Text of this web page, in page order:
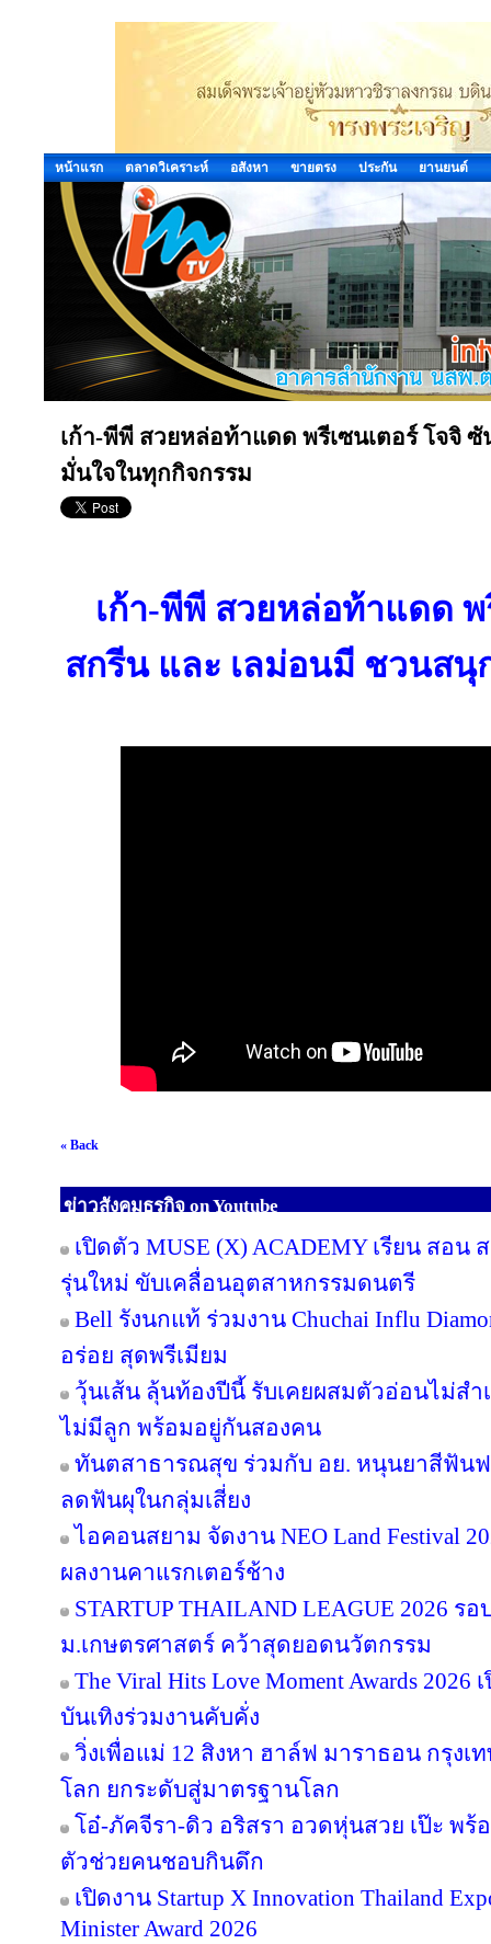
หน้าแรก ตลาดวิเคราะห์ อสังหา ขายตรง ประกัน ยานยนต์
เก้า-พีพี สวยหล่อท้าแดด พรีเซนเตอร์ โจจิ
มั่นใจในทุกกิจกรรม
เก้า-พีพี สวยหล่อท้าแดด
สกรีน และ เลม่อนมี ชวนสนุ
« Back
ข่าวสังคมธุรกิจ on Youtube
เปิดตัว MUSE (X) ACADEMY เรียน สอ
รุ่นใหม่ ขับเคลื่อนอุตสาหกรรมดนตรี
Bell รังนกแท้ ร่วมงาน Chuchai Influ
อร่อย สุดพรีเมียม
วุ้นเส้น ลุ้นท้องปีนี้ รับเคยผสมตัวอ่อนไม่สำ
ไม่มีลูก พร้อมอยู่กันสองคน
ทันตสาธารณสุข ร่วมกับ อย. หนุนยาสีฟันฟ
ลดฟันผุในกลุ่มเสี่ยง
ไอคอนสยาม จัดงาน NEO Land Festival
ผลงานคาแรกเตอร์ช้าง
STARTUP THAILAND LEAGUE 2026 ร
ม.เกษตรศาสตร์ คว้าสุดยอดนวัตกรรม
The Viral Hits Love Moment Awards
บันเทิงร่วมงานคับคั่ง
วิ่งเพื่อแม่ 12 สิงหา ฮาล์ฟ มาราธอน กรุงเ
โลก ยกระดับสู่มาตรฐานโลก
โอ๋-ภัคจีรา-ดิว อริสรา อวดหุ่นสวย เป๊ะ พร้
ตัวช่วยคนชอบกินดึก
เปิดงาน Startup X Innovation Thailand
Minister Award 2026